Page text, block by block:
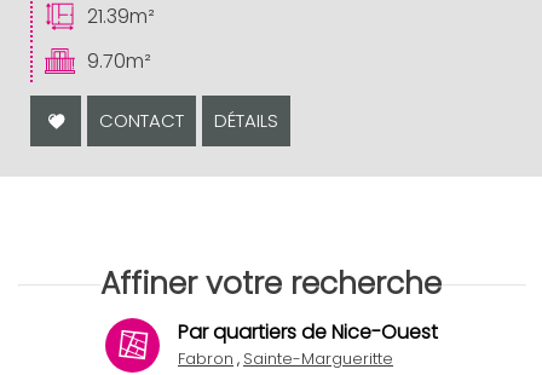
21.39m²
9.70m²
CONTACT DÉTAILS
Affiner votre recherche
Par quartiers de Nice-Ouest
Fabron Sainte-Margueritte